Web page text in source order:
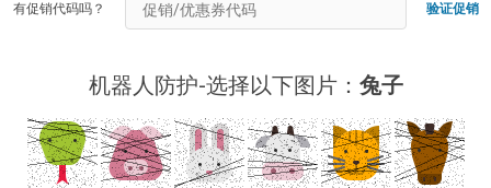
有促销代码吗？ 验证促销
机器人防护-选择以下图片： 兔子